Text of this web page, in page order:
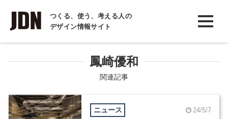
つくる、使う、考える人の
デザイン情報サイト
INTERVIEW
インタビュー
COLUMN
コラム
鳳崎優和
関連記事
ニュース 24/5/7